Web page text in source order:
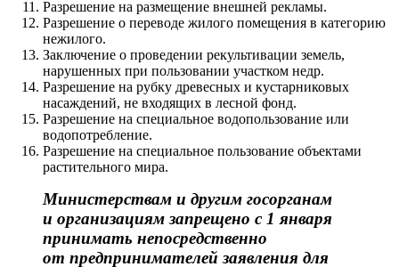
Разрешение на размещение внешней рекламы.
Разрешение о переводе жилого помещения в категорию
нежилого.
Заключение о проведении рекультивации земель,
нарушенных при пользовании участком недр.
Разрешение на рубку древесных и кустарниковых
насаждений, не входящих в лесной фонд.
Разрешение на специальное водопользование или
водопотребление.
Разрешение на специальное пользование объектами
растительного мира.
Министерствам и другим госорганам
и организациям запрещено с 1 января
принимать непосредственно
от предпринимателей заявления для